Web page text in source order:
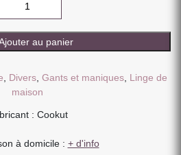
au panier
, Divers, Gants et maniques, Linge de
maison
: Cookut
à domicile : + d'info